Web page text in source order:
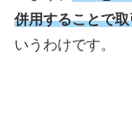
併用することで
いうわけです。